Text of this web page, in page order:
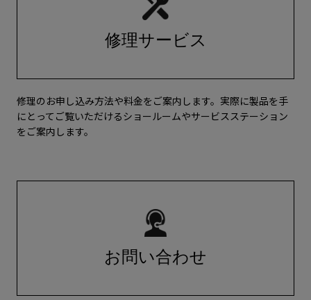
修理サービス
修理のお申し込み方法や料金をご案内します。実際に製品を手
にとってご覧いただけるショールームやサービスステーション
をご案内します。
お問い合わせ